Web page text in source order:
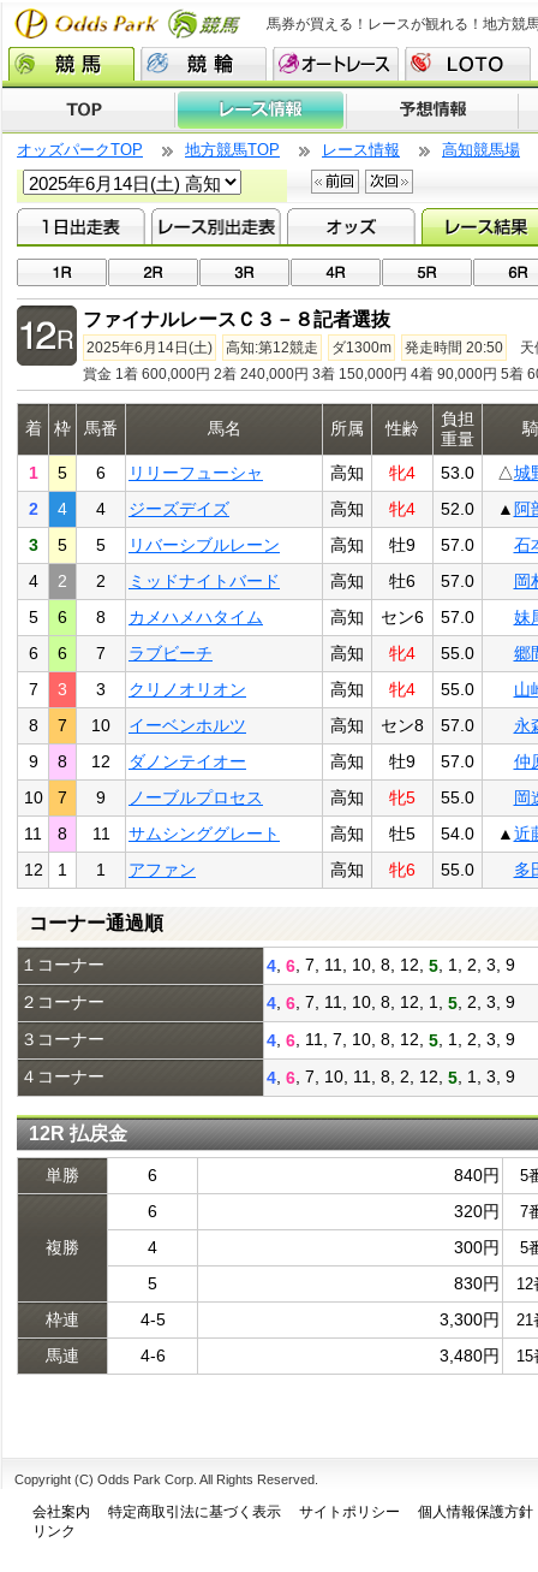
馬券が買える！レースが観れる！地方競
オッズパークTOP 地方競馬TOP レース情報 高知競馬場
ファイナルレースＣ３－８記者選抜
2025年6月14日(土) 高知:第12競走 ダ1300m 発走時間 20:50
天
賞金 1着 600,000円 2着 240,000円 3着 150,000円 4着 90,000円 5着
着 枠 馬番 馬名 所属 性齢
負担
重量
1 5 6 リリーフューシャ 高知 牝4 53.0 △城
2
4 4 ジーズデイズ 高知 牝4 52.0 ▲ 阿
3
5 5 リバーシブルレーン 高知 牡9 57.0
石
4
2 2 ミッドナイトバード 高知 牡6 57.0
岡
5
6 8 カメハメハタイム 高知 セン6 57.0
妹
6
6 7 ラブビーチ 高知 牝4 55.0
郷
7
3 3 クリノオリオン 高知 牝4 55.0
山
8
7 10 イーベンホルツ 高知 セン8 57.0
永
9
8 12 ダノンテイオー 高知 牡9 57.0
仲
10
7 9 ノーブルプロセス 高知 牝5 55.0
岡
11
8 11 サムシンググレート 高知 牡5 54.0 ▲近
12
1 1 アファン 高知 牝6 55.0 多
コーナー通過順
１コーナー 4 6 , 7, 11, 10, 8, 12, 5 , 1, 2, 3, 9
２コーナー
4 6 , 7, 11, 10, 8, 12, 1, 5 , 2, 3, 9
３コーナー
4 6 , 11, 7, 10, 8, 12, 5 , 1, 2, 3, 9
４コーナー
4 6 , 7, 10, 11, 8, 2, 12, 5 , 1, 3, 9
12R 払戻金
単勝 6 840円 5
複勝
6 320円 7
4 300円 5
5 830円 12
枠連 4-5 3,300円 21
馬連 4-6 3,480円 15
Copyright (C) Odds Park Corp. All Rights Reserved.
会社案内 特定商取引法に基づく表示 サイトポリシー
個人情報保護方針
リンク